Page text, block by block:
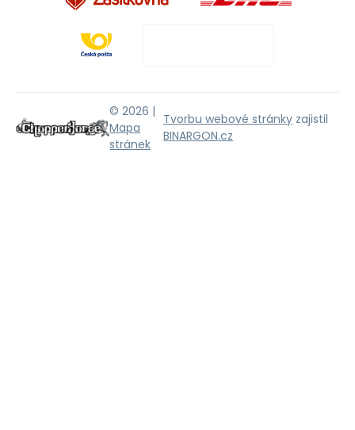
© 2026 |
Mapa
stránek
Tvorbu webové stránky zajistil
BINARGON.cz